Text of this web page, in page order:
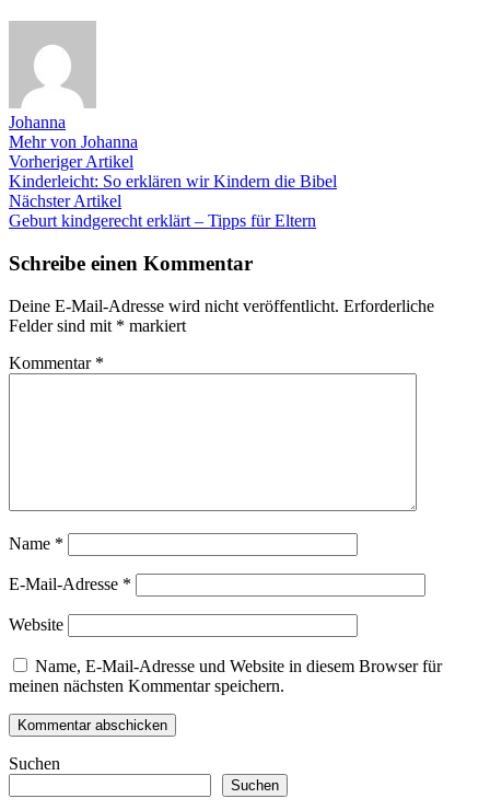
Johanna
Mehr von Johanna
Beitragsnavigation
Vorheriger Artikel
Artikel:
Kinderleicht: So erklären wir Kindern die Bibel
Nächster Artikel
Artikel:
Geburt kindgerecht erklärt – Tipps für Eltern
Schreibe einen Kommentar
Deine E-Mail-Adresse wird nicht veröffentlicht. Erforderliche
Felder sind mit * markiert
Kommentar *
Name *
E-Mail-Adresse *
Website
Name, E-Mail-Adresse und Website in diesem Browser für
meinen nächsten Kommentar speichern.
Suchen
Suchen